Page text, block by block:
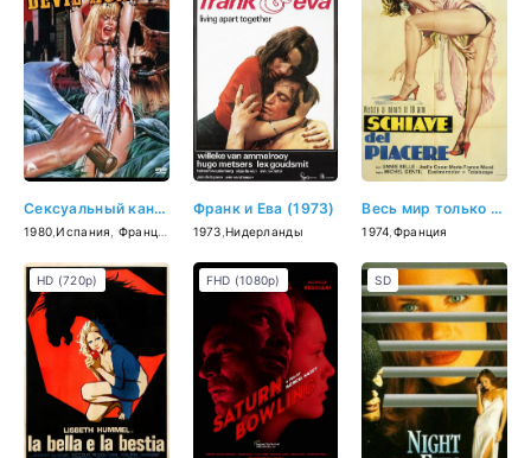
Сексуальный каннибал (1980)
1980 ,Испания Франция Германия (ФРГ)
Франк и Ева (1973)
1973 ,Нидерланды
Весь мир только для двоих (1974)
1974 Франция
HD (720p) FHD (1080p) SD